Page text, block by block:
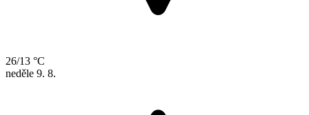
26/13 °C
neděle 9. 8.